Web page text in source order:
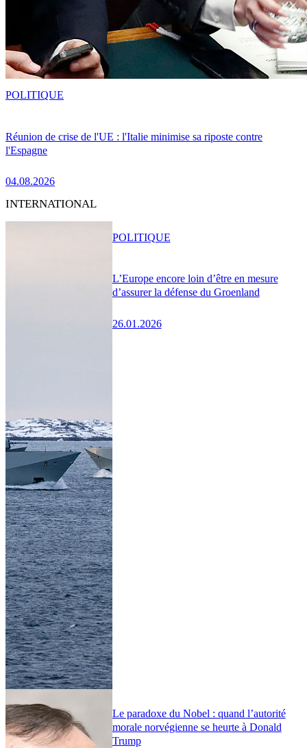
Réunion de crise de l'UE : l'Italie minimise sa riposte contre
l'Espagne
04.08.2026
POLITIQUE
INTERNATIONAL
L’Europe encore loin d’être en mesure
d’assurer la défense du Groenland
26.01.2026
POLITIQUE
Le paradoxe du Nobel : quand l’autorité
morale norvégienne se heurte à Donald
Trump